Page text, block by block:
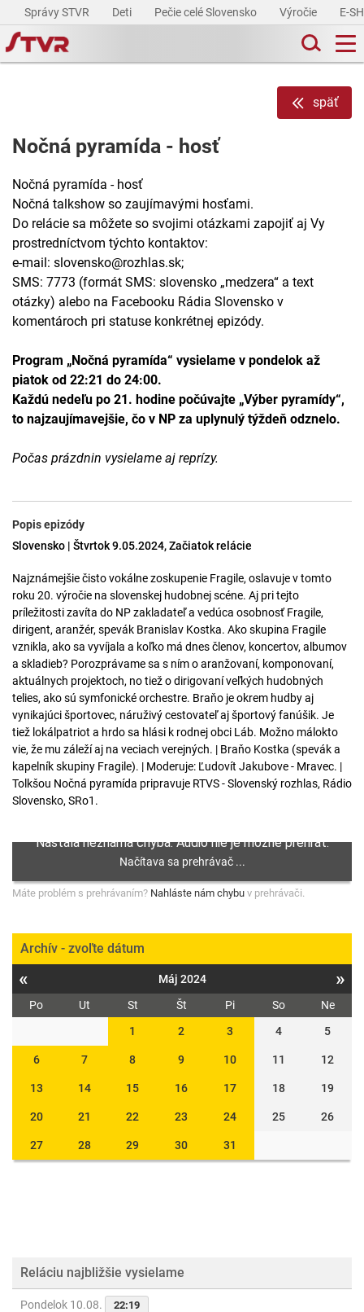
Správy STVR Deti Pečie celé Slovensko Výročie E-
späť
Nočná pyramída - hosť
Nočná pyramída - hosť
Nočná talkshow so zaujímavými hosťami.
Do relácie sa môžete so svojimi otázkami zapojiť aj Vy
prostredníctvom týchto kontaktov:
e-mail: slovensko@rozhlas.sk;
SMS: 7773 (formát SMS: slovensko „medzera“ a text
otázky) alebo na Facebooku Rádia Slovensko v
komentároch pri statuse konkrétnej epizódy.
Program „Nočná pyramída“ vysielame v pondelok až
piatok od 22:21 do 24:00.
Každú nedeľu po 21. hodine počúvajte „Výber pyramídy“,
to najzaujímavejšie, čo v NP za uplynulý týždeň odznelo.
Počas prázdnin vysielame aj reprízy.
Popis epizódy
Slovensko | Štvrtok 9.05.2024, Začiatok relácie
Najznámejšie čisto vokálne zoskupenie Fragile, oslavuje v tomto
roku 20. výročie na slovenskej hudobnej scéne. Aj pri tejto
príležitosti zavíta do NP zakladateľ a vedúca osobnosť Fragile,
dirigent, aranžér, spevák Branislav Kostka. Ako skupina Fragile
vznikla, ako sa vyvíjala a koľko má dnes členov, koncertov, albumov
a skladieb? Porozprávame sa s ním o aranžovaní, komponovaní,
aktuálnych projektoch, no tiež o dirigovaní veľkých hudobných
telies, ako sú symfonické orchestre. Braňo je okrem hudby aj
vynikajúci športovec, náruživý cestovateľ aj športový fanúšik. Je
tiež lokálpatriot a hrdo sa hlási k rodnej obci Láb. Možno málokto
vie, že mu záleží aj na veciach verejných. | Braňo Kostka (spevák a
kapelník skupiny Fragile). | Moderuje: Ľudovít Jakubove - Mravec. |
Tolkšou Nočná pyramída pripravuje RTVS - Slovenský rozhlas, Rádio
Slovensko, SRo1.
Máte problém s prehrávaním? Nahláste nám chybu v prehrávači.
Archív - zvoľte dátum
« Máj 2024 »
Po Ut St Št Pi So
Ne
1
2 3 4 5
6 7 8 9 10 11 12
13 14 15 16 17 18 19
20 21 22 23 24 25 26
27 28 29 30 31
Reláciu najbližšie vysielame
Pondelok 10.08. 22:19